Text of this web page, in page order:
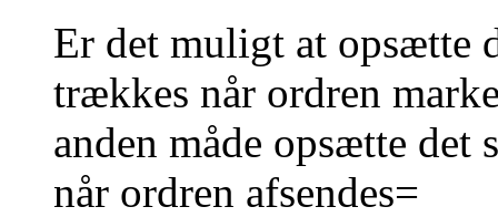
Er det muligt at opsætte
trækkes når ordren
anden måde opsætte det
når ordren afsendes=